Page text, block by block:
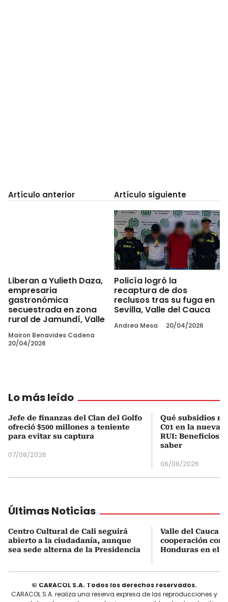
Artículo anterior
Liberan a Yulieth Daza,
empresaria
gastronómica
secuestrada en zona
rural de Jamundí, Valle
Mairon Benavides Cadena
20/04/2026
Artículo siguiente
Policía logró la
recaptura de dos
reclusos tras su fuga en
Sevilla, Valle del Cauca
Andrea Mesa 20/04/2026
Lo más leído
Jefe de finanzas del Clan del Golfo
ofreció $500 millones a teniente
para evitar su captura
07/08/2026
Qué subsidios
C01 en la nueva
RUI: Beneficios
saber
06/08/2026
Últimas Noticias
Centro Cultural de Cali seguirá
abierto a la ciudadanía, aunque
sea sede alterna de la Presidencia
Valle del Cauca
cooperación
Honduras en el
© CARACOL S.A. Todos los derechos reservados.
CARACOL S.A. realiza una reserva expresa de las reproducciones y